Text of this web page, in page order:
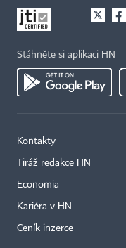
Stáhněte si aplikaci HN
Kontakty
Tiráž redakce HN
Economia
Kariéra v HN
Ceník inzerce